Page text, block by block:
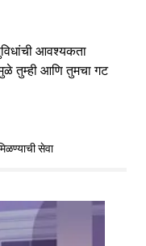
आवश्यकता
तुम्ही आणि तुमचा गट
सेवा